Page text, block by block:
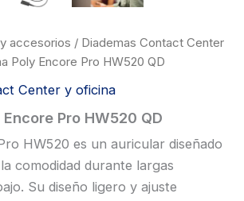
accesorios / Diademas Contact Center
Poly Encore Pro HW520 QD
Center y oficina
Pro HW520 QD
HW520 es un auricular diseñado
comodidad durante largas
Su diseño ligero y ajuste